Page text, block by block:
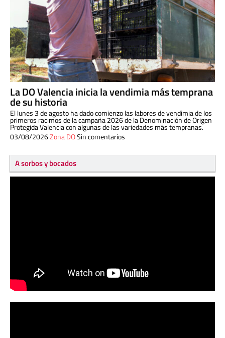
La DO Valencia inicia la vendimia más temprana
de su historia
El lunes 3 de agosto ha dado comienzo las labores de vendimia de los
primeros racimos de la campaña 2026 de la Denominación de Origen
Protegida Valencia con algunas de las variedades más tempranas.
03/08/2026Zona DOSin comentarios
A sorbos y bocados